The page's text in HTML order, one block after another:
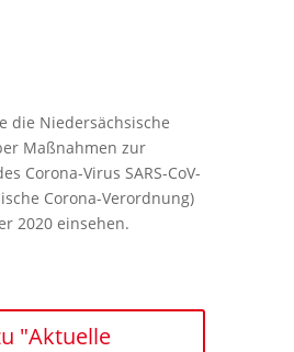
die Niedersächsische
Maßnahmen zur
Corona-Virus SARS-CoV-
Corona-Verordnung)
2020 einsehen.
"Aktuelle